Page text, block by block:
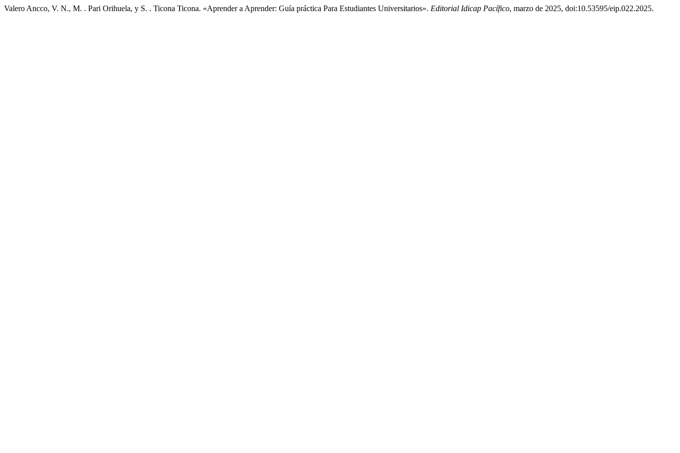
Valero Ancco, V. N., M. . Pari Orihuela, y S. . Ticona Ticona. «Aprender a Aprender: Guía práctica Para Estudiantes Universitarios». Editorial Idicap Pacífico, marzo de 2025, doi:10.53595/eip.022.2025.